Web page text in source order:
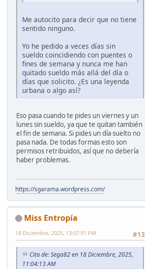
Me autocito para decir que no tiene
sentido ninguno.
Yo he pedido a veces días sin
sueldo coincidiendo con puentes o
fines de semana y nunca me han
quitado sueldo más allá del día o
días que solicito. ¿Es una leyenda
urbana o algo así?
Eso pasa cuando te pides un viernes y un
lunes sin sueldo, ya que te quitan también
el fin de semana. Si pides un día suelto no
pasa nada. De todas formas esto son
permisos retribuidos, así que no debería
haber problemas.
https://sgarama.wordpress.com/
Miss Entropía
#13
18 Diciembre, 2025, 13:07:01 PM
Cita de: Sega82 en 18 Diciembre, 2025,
11:04:13 AM